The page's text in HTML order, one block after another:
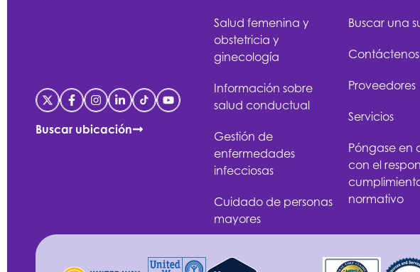
Buscar ubicación
Salud femenina y
obstetricia y
ginecología
Información sobre
salud conductual
Gestión de
enfermedades
infecciosas
Cuidado de personas
mayores
Buscar una
Contáctenos
Proveedores
Servicios
Póngase en
con el
normativo